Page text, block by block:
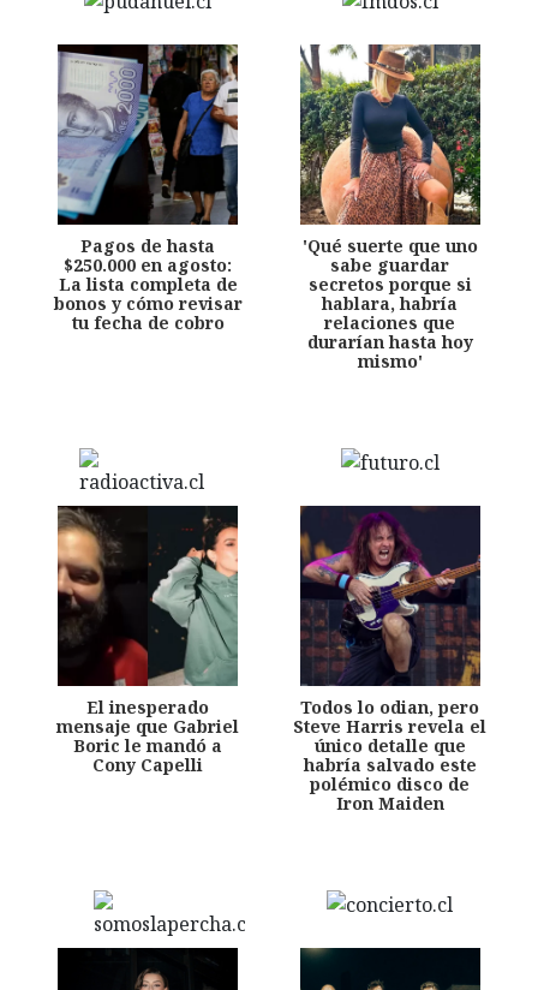
Pagos de hasta
$250.000 en agosto:
La lista completa de
bonos y cómo revisar
tu fecha de cobro
'Qué suerte que uno
sabe guardar
secretos porque si
hablara, habría
relaciones que
durarían hasta hoy
mismo'
El inesperado
mensaje que Gabriel
Boric le mandó a
Cony Capelli
Todos lo odian, pero
Steve Harris revela el
único detalle que
habría salvado este
polémico disco de
Iron Maiden